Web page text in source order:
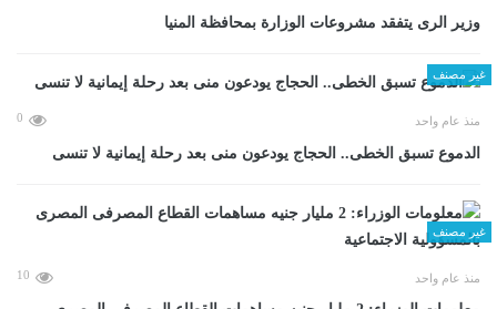
وزير الرى يتفقد مشروعات الوزارة بمحافظة المنيا
غير مصنف
منذ عام واحد 0
الدموع تسبق الخطى.. الحجاج يودعون منى بعد رحلة إيمانية لا تنسى
غير مصنف
منذ عام واحد 10